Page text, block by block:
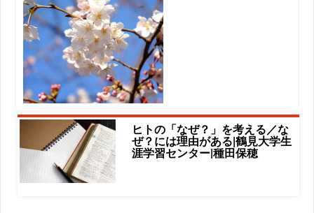
ヒトの「なぜ？」を考える／な
ぜ？には理由がある|鶴見大学生
涯学習センター|種田保穂